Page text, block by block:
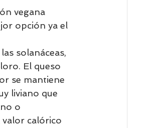
vegana
opción ya el
solanáceas,
El queso
se mantiene
liviano que
o
calórico